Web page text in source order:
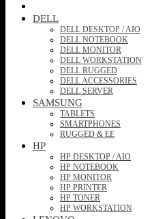
DELL
DELL DESKTOP / AIO
DELL NOTEBOOK
DELL MONITOR
DELL WORKSTATION
DELL RUGGED
DELL ACCESSORIES
DELL SERVER
SAMSUNG
TABLETS
SMARTPHONES
RUGGED & EE
HP
HP DESKTOP / AIO
HP NOTEBOOK
HP MONITOR
HP PRINTER
HP TONER
HP WORKSTATION